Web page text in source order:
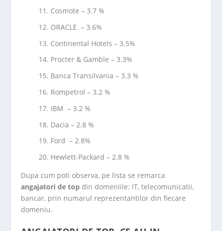
Cosmote – 3.7 %
ORACLE – 3.6%
Continental Hotels – 3.5%
Procter & Gamble – 3.3%
Banca Transilvania – 3.3 %
Rompetrol – 3.2 %
IBM – 3.2 %
Dacia – 2.8 %
Ford – 2.8%
Hewlett-Packard – 2.8 %
Dupa cum poti observa, pe lista se remarca
angajatori de top din domeniile: IT, telecomunicatii,
bancar, prin numarul reprezentantilor din fiecare
domeniu.